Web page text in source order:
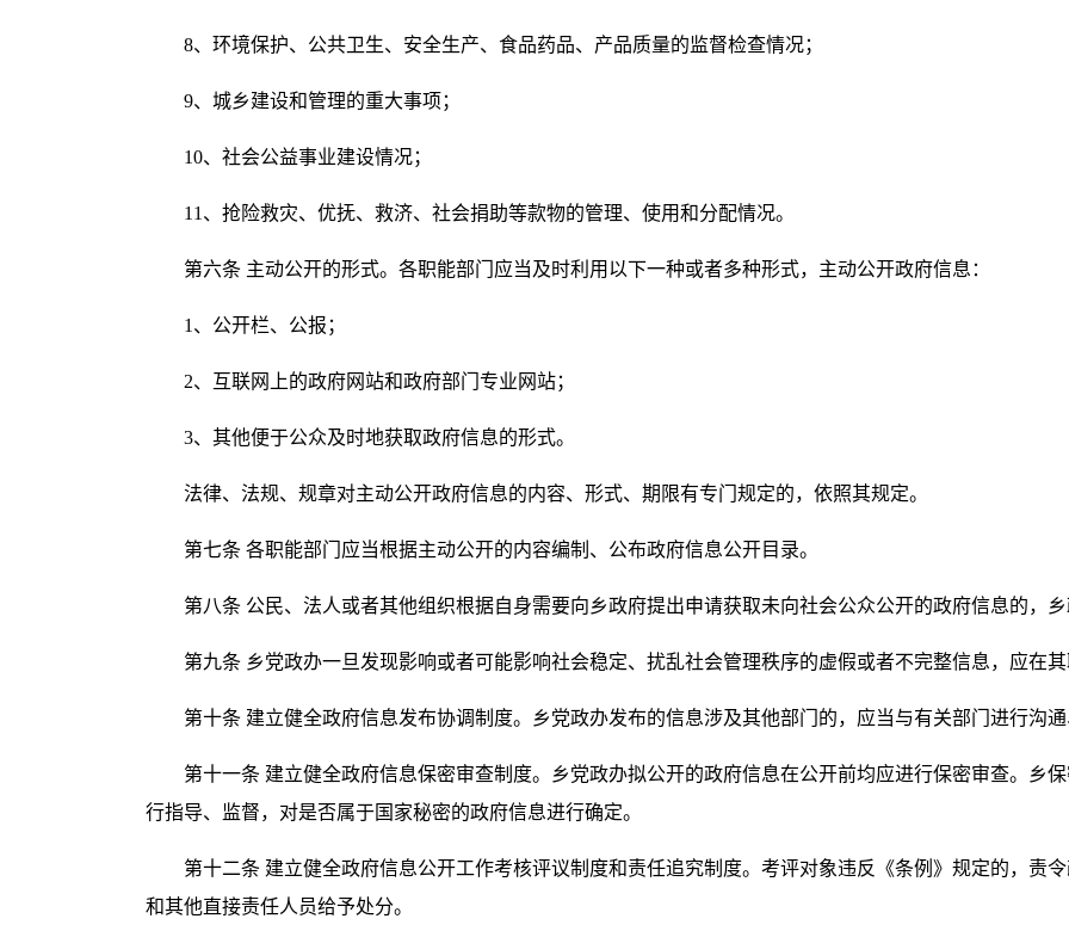
8、环境保护、公共卫生、安全生产、食品药品、产品质量的监督检查情况；
9、城乡建设和管理的重大事项；
10、社会公益事业建设情况；
11、抢险救灾、优抚、救济、社会捐助等款物的管理、使用和分配情况。
第六条 主动公开的形式。各职能部门应当及时利用以下一种或者多种形式，主动公开政府信息：
1、公开栏、公报；
2、互联网上的政府网站和政府部门专业网站；
3、其他便于公众及时地获取政府信息的形式。
法律、法规、规章对主动公开政府信息的内容、形式、期限有专门规定的，依照其规定。
第七条 各职能部门应当根据主动公开的内容编制、公布政府信息公开目录。
第八条 公民、法人或者其他组织根据自身需要向乡政府提出申请获取未向社会公众公开的政府信息的，
第九条 乡党政办一旦发现影响或者可能影响社会稳定、扰乱社会管理秩序的虚假或者不完整信息，应在
第十条 建立健全政府信息发布协调制度。乡党政办发布的信息涉及其他部门的，应当与有关部门进行沟
第十一条 建立健全政府信息保密审查制度。乡党政办拟公开的政府信息在公开前均应进行保密审查。乡
行指导、监督，对是否属于国家秘密的政府信息进行确定。
第十二条 建立健全政府信息公开工作考核评议制度和责任追究制度。考评对象违反《条例》规定的，责
和其他直接责任人员给予处分。